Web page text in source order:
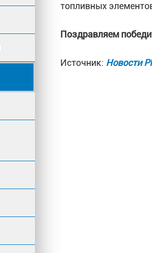
топливных
Поздравляем
Источник: Новости